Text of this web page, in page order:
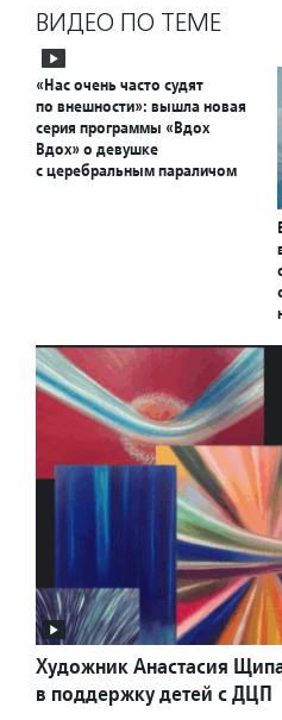
ВИДЕО ПО ТЕМЕ
«Нас очень часто судят
по внешности»: вышла новая
серия программы «Вдох
Вдох» о девушке
с церебральным параличом
Художник Анастасия
в поддержку детей с ДЦП